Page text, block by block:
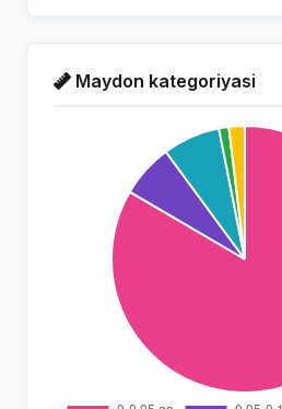
Maydon kategoriyasi